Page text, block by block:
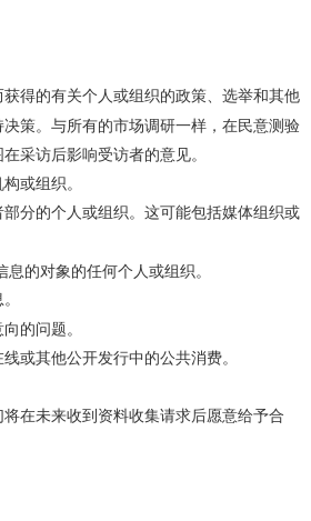
得的有关个人或组织的政策、选举和其他
策。与所有的市场调研一样，在民意测验
采访后影响受访者的意见。
或组织。
分的个人或组织。这可能包括媒体组织或
的对象的任何个人或组织。
的问题。
或其他公开发行中的公共消费。
在未来收到资料收集请求后愿意给予合